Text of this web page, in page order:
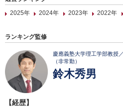
2025年
2024年 2023年 2022年
ランキング監修
慶應義塾大学理工学部教授
（非常勤）
鈴木秀男
【経歴】